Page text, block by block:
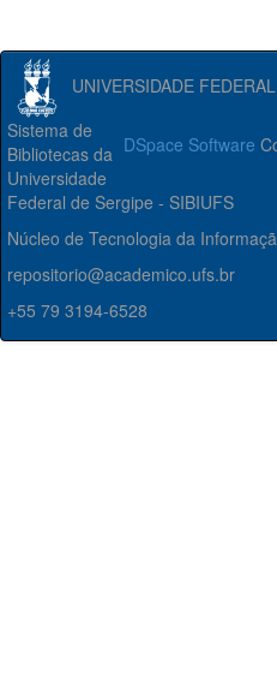
UNIVERSIDADE
DSpace Software
Sistema de
Bibliotecas da
Universidade
Federal de Sergipe - SIBIUFS
Núcleo de Tecnologia da
repositorio@academico.ufs.br
+55 79 3194-6528